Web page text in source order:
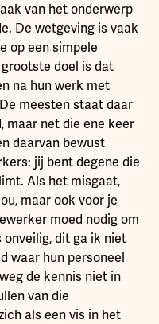
van het onderwerp
De wetgeving is vaak
op een simpele
doel is dat
na hun werk met
meesten staat daar
maar net die ene keer
daarvan bewust
jij bent degene die
Als het misgaat,
maar ook voor je
moed nodig om
onveilig, dit ga ik niet
waar hun personeel
de kennis niet in
van die
als een vis in het